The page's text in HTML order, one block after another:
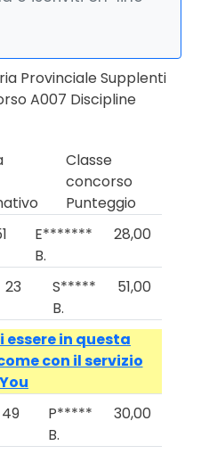
Provinciale Supplenti
A007 Discipline
Classe
concorso
Punteggio
E*******
B.
28,00
23
S*****
B.
51,00
in questa
con il servizio
49
P*****
B.
30,00